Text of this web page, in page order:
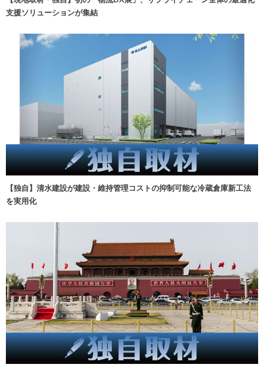
支援ソリューションが集結
【独自】清水建設が建設・維持管理コストの抑制可能な冷蔵倉庫新工法
を実用化